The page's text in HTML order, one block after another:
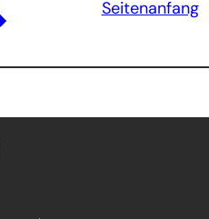
Seitenanfang